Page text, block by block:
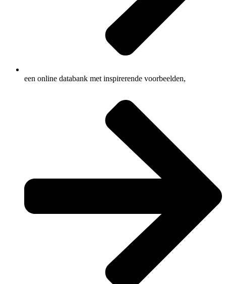
een online databank met inspirerende voorbeelden,